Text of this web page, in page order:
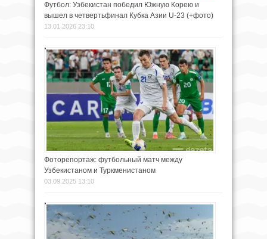
Футбол: Узбекистан победил Южную Корею и
вышел в четвертьфинал Кубка Азии U-23 (+фото)
13.01.2026 23:10
Фоторепортаж: футбольный матч между
Узбекистаном и Туркменистаном
03.09.2025 13:10